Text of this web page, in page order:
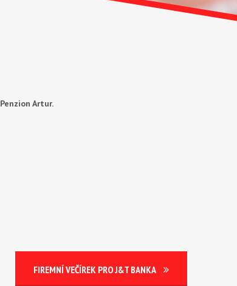
Artur.
FIREMNÍ VEČÍREK PRO J&T BANKA